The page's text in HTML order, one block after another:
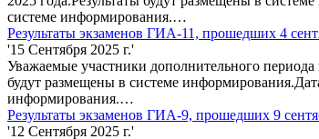
системе информирования.…
Результаты экзаменов ГИА-11, прошедших 4
'15 Сентября 2025 г.'
Уважаемые участники дополнительного
будут размещены в системе
информирования.…
Результаты экзаменов ГИА-9, прошедших 9
'12 Сентября 2025 г.'